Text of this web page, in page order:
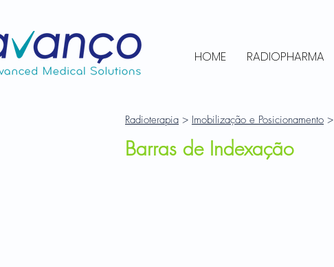
HOME RADIOPHARMA
Radioterapia > Imobilização e Posicionamento >
Barras de Indexação